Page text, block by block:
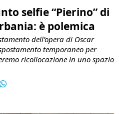
selfie “Pierino” di
è polemica
dell’opera di Oscar
temporaneo per
ricollocazione in uno spazio